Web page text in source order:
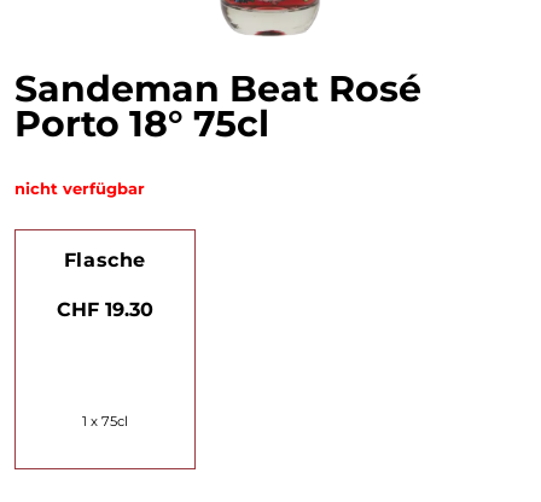
Sandeman Beat Rosé
Porto 18° 75cl
nicht verfügbar
Flasche
CHF 19.30
1 x 75cl